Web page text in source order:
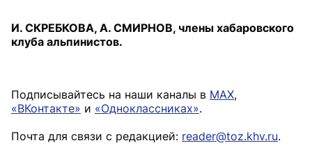
И. СКРЕБКОВА, А. СМИРНОВ, члены хабаровского
клуба альпинистов.
Подписывайтесь на наши каналы в MAX,
«ВКонтакте» и «Одноклассниках».
Почта для связи с редакцией: reader@toz.khv.ru.